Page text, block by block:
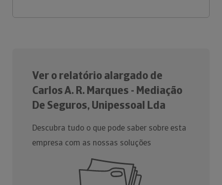
Ver o relatório alargado de
Carlos A. R. Marques - Mediação
De Seguros, Unipessoal Lda
Descubra tudo o que pode saber sobre esta
empresa com as nossas soluções